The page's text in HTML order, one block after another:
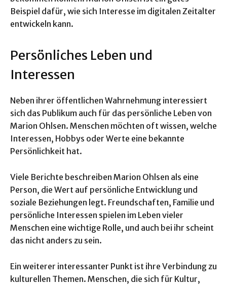
Beispiel dafür, wie sich Interesse im digitalen Zeitalter
entwickeln kann.
Persönliches Leben und
Interessen
Neben ihrer öffentlichen Wahrnehmung interessiert
sich das Publikum auch für das persönliche Leben von
Marion Ohlsen. Menschen möchten oft wissen, welche
Interessen, Hobbys oder Werte eine bekannte
Persönlichkeit hat.
Viele Berichte beschreiben Marion Ohlsen als eine
Person, die Wert auf persönliche Entwicklung und
soziale Beziehungen legt. Freundschaften, Familie und
persönliche Interessen spielen im Leben vieler
Menschen eine wichtige Rolle, und auch bei ihr scheint
das nicht anders zu sein.
Ein weiterer interessanter Punkt ist ihre Verbindung zu
kulturellen Themen. Menschen, die sich für Kultur,